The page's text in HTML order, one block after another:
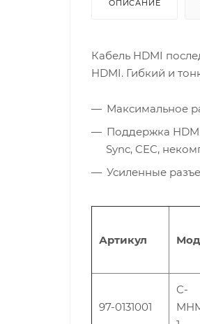
ОПИСАНИЕ
Кабель HDMI
HDMI. Гибкий и
Максимальное
Поддержка
Sync, CEC,
Усиленные
Артикул
97-0131001
C-